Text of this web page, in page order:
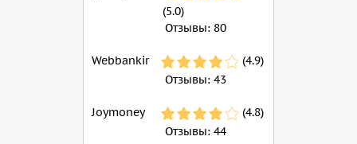
(5.0)
Отзывы: 80
Webbankir
(4.9)
Отзывы: 43
Joymoney
(4.8)
Отзывы: 44